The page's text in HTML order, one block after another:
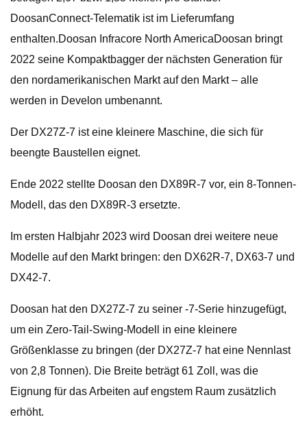
DoosanConnect-Telematik ist im Lieferumfang
enthalten.Doosan Infracore North AmericaDoosan bringt
2022 seine Kompaktbagger der nächsten Generation für
den nordamerikanischen Markt auf den Markt – alle
werden in Develon umbenannt.
Der DX27Z-7 ist eine kleinere Maschine, die sich für
beengte Baustellen eignet.
Ende 2022 stellte Doosan den DX89R-7 vor, ein 8-Tonnen-
Modell, das den DX89R-3 ersetzte.
Im ersten Halbjahr 2023 wird Doosan drei weitere neue
Modelle auf den Markt bringen: den DX62R-7, DX63-7 und
DX42-7.
Doosan hat den DX27Z-7 zu seiner -7-Serie hinzugefügt,
um ein Zero-Tail-Swing-Modell in eine kleinere
Größenklasse zu bringen (der DX27Z-7 hat eine Nennlast
von 2,8 Tonnen). Die Breite beträgt 61 Zoll, was die
Eignung für das Arbeiten auf engstem Raum zusätzlich
erhöht.